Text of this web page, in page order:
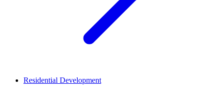
Residential Development